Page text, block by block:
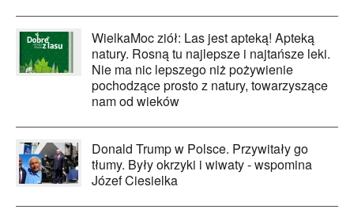
WielkaMoc ziół: Las jest apteką! Apteką
natury. Rosną tu najlepsze i najtańsze leki.
Nie ma nic lepszego niż pożywienie
pochodzące prosto z natury, towarzyszące
nam od wieków
Donald Trump w Polsce. Przywitały go
tłumy. Były okrzyki i wiwaty - wspomina
Józef Ciesielka